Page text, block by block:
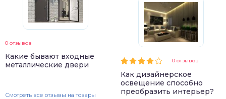
0 отзывов
Какие бывают входные
металлические двери
Смотреть все отзывы на товары
0 отзывов
Как дизайнерское
освещение способно
преобразить интерьер?